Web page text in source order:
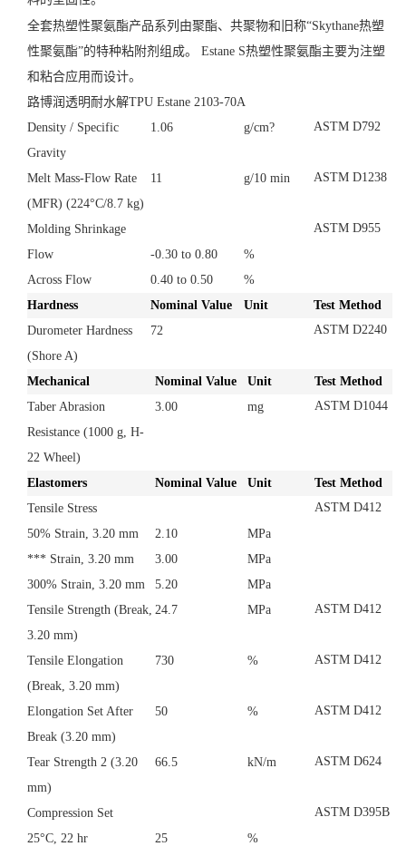
全套热塑性聚氨酯产品系列由聚酯、共聚物和旧称“Skythane热塑
性聚氨酯”的特种粘附剂组成。 Estane S热塑性聚氨酯主要为注塑
和粘合应用而设计。
路博润透明耐水解TPU Estane 2103-70A
Density / Specific
Gravity
1.06 g/cm? ASTM D792
Melt Mass-Flow Rate
(MFR) (224°C/8.7 kg)
11 g/10 min ASTM D1238
Molding Shrinkage
ASTM D955
Flow
-0.30 to 0.80
%
Across Flow
0.40 to 0.50
%
Hardness
Nominal Value Unit
Test Method
Durometer Hardness
(Shore A)
72 ASTM D2240
Mechanical Nominal Value Unit
Test Method
Taber Abrasion
Resistance (1000 g, H-
22 Wheel)
3.00 mg ASTM D1044
Elastomers Nominal Value Unit
Test Method
Tensile Stress
ASTM D412
50% Strain, 3.20 mm
2.10
MPa
*** Strain, 3.20 mm
3.00
MPa
300% Strain, 3.20 mm
5.20
MPa
Tensile Strength (Break,
3.20 mm)
24.7 MPa ASTM D412
Tensile Elongation
(Break, 3.20 mm)
730 % ASTM D412
Elongation Set After
Break (3.20 mm)
50 % ASTM D412
Tear Strength 2 (3.20
mm)
66.5 kN/m ASTM D624
Compression Set
ASTM D395B
25°C, 22 hr
25
%